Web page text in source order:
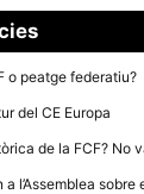
o peatge federatiu?
del CE Europa
de la FCF? No
a l’Assemblea sobre